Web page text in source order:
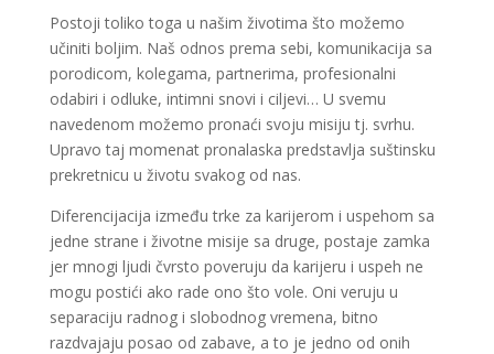
Postoji toliko toga u našim životima što možemo
učiniti boljim. Naš odnos prema sebi, komunikacija sa
porodicom, kolegama, partnerima, profesionalni
odabiri i odluke, intimni snovi i ciljevi… U svemu
navedenom možemo pronaći svoju misiju tj. svrhu.
Upravo taj momenat pronalaska predstavlja suštinsku
prekretnicu u životu svakog od nas.
Diferencijacija između trke za karijerom i uspehom sa
jedne strane i životne misije sa druge, postaje zamka
jer mnogi ljudi čvrsto poveruju da karijeru i uspeh ne
mogu postići ako rade ono što vole. Oni veruju u
separaciju radnog i slobodnog vremena, bitno
razdvajaju posao od zabave, a to je jedno od onih